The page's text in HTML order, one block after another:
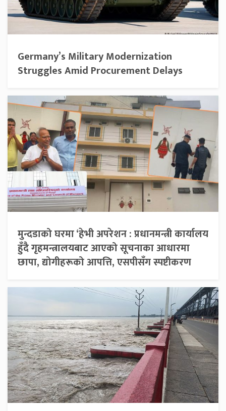
Germany’s Military Modernization
Struggles Amid Procurement Delays
मुन्दडाको घरमा ‘हेभी अपरेशन : प्रधानमन्त्री कार्यालय
हुँदै गृहमन्त्रालयबाट आएको सूचनाका आधारमा
छापा, द्योगीहरूको आपत्ति, एसपीसँग स्पष्टीकरण